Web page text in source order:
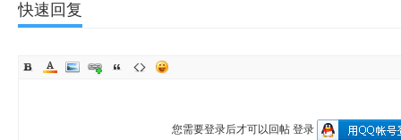
快速回复
您需要登录后才可以回帖 登录